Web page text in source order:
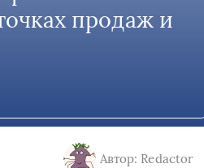
продаж и
Автор: Redactor